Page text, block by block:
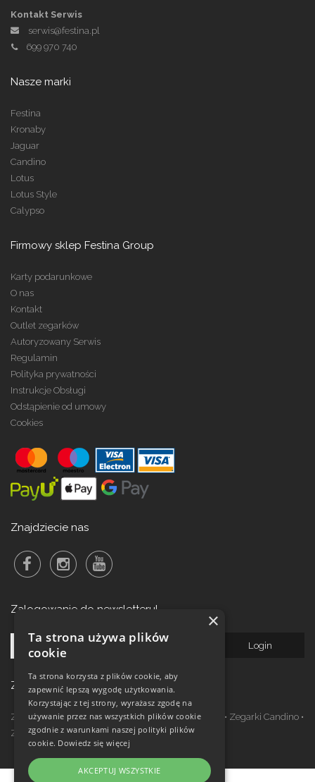
Kontakt Serwis
serwis@festina.pl
699 970 740
Nasze marki
Festina
Kronaby
Jaguar
Candino
Lotus
Lotus Style
Calypso
Firmowy sklep Festina Group
Karty podarunkowe
O nas
Kontakt
Outlet zegarków
Autoryzowany Serwis
Regulamin
Polityka prywatności
Instrukcje Obsługi
Odstąpienie od umowy
Cookies
Znajdziecie nas
Zalogowanie do newsletteru!
Zegarki w ofercie
Zegarki Festina•Zegarki Kronaby•Zegarki Jaguar • Zegarki Candino •
Zegarki Lotus•Zegarki Calypso
×
Ta strona używa plików
cookie
Ta strona korzysta z plików cookie, aby
zapewnić lepszą wygodę użytkowania.
Korzystając z tej strony, wyrażasz zgodę na
używanie przez nas wszystkich plików cookie
zgodnie z warunkami naszej polityki plików
cookie. Dowiedz się więcej
AKCEPTUJ WSZYSTKIE